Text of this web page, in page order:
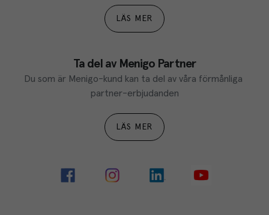
LÄS MER
Ta del av Menigo Partner
Du som är Menigo-kund kan ta del av våra förmånliga
partner-erbjudanden
LÄS MER